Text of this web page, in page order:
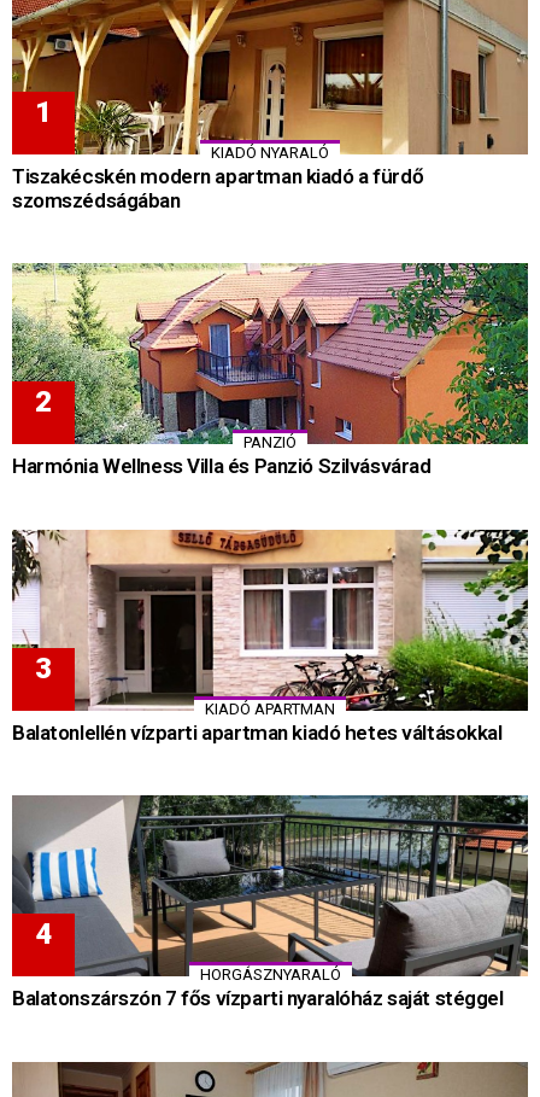
KIADÓ NYARALÓ
Tiszakécskén modern apartman kiadó a fürdő
szomszédságában
PANZIÓ
Harmónia Wellness Villa és Panzió Szilvásvárad
KIADÓ APARTMAN
Balatonlellén vízparti apartman kiadó hetes váltásokkal
HORGÁSZNYARALÓ
Balatonszárszón 7 fős vízparti nyaralóház saját stéggel